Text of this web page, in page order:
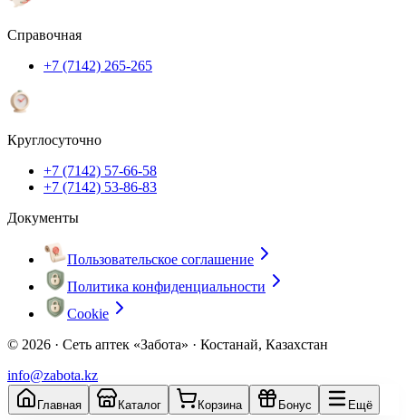
Справочная
+7 (7142) 265-265
Круглосуточно
+7 (7142) 57-66-58
+7 (7142) 53-86-83
Документы
Пользовательское соглашение
Политика конфиденциальности
Cookie
© 2026 · Сеть аптек «Забота» · Костанай, Казахстан
info@zabota.kz
Главная Каталог Корзина Бонус Ещё